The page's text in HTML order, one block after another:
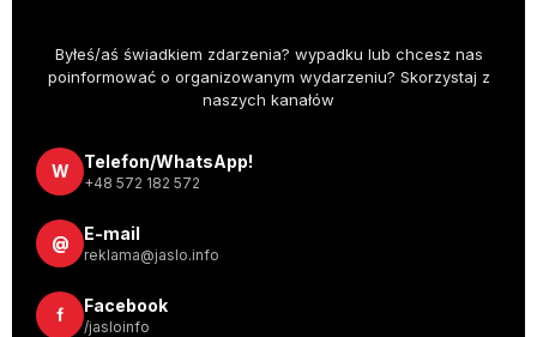
Byłeś/aś świadkiem zdarzenia? wypadku lub chcesz nas
poinformować o organizowanym wydarzeniu? Skorzystaj z
naszych kanałów
W Telefon/WhatsApp!
+48 572 182 572
@ E-mail
reklama@jaslo.info
f Facebook
/jasloinfo